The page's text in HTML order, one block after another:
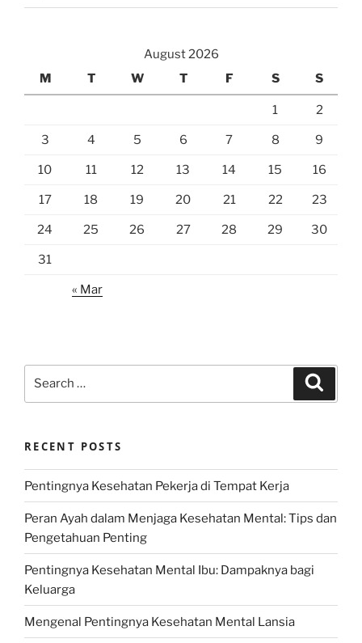
August 2026
M
T W T F S S
1 2
3 4 5 6 7 8 9
10 11 12 13 14 15 16
17 18 19 20 21 22 23
24 25 26 27 28 29 30
31
« Mar
RECENT POSTS
Pentingnya Kesehatan Pekerja di Tempat Kerja
Peran Ayah dalam Menjaga Kesehatan Mental: Tips dan
Pengetahuan Penting
Pentingnya Kesehatan Mental Ibu: Dampaknya bagi
Keluarga
Mengenal Pentingnya Kesehatan Mental Lansia